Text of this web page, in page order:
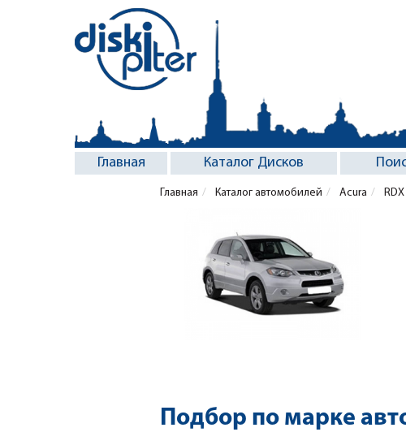
Главная Каталог Дисков
Главная Каталог автомобилей Acura RDX
Подбор по марке